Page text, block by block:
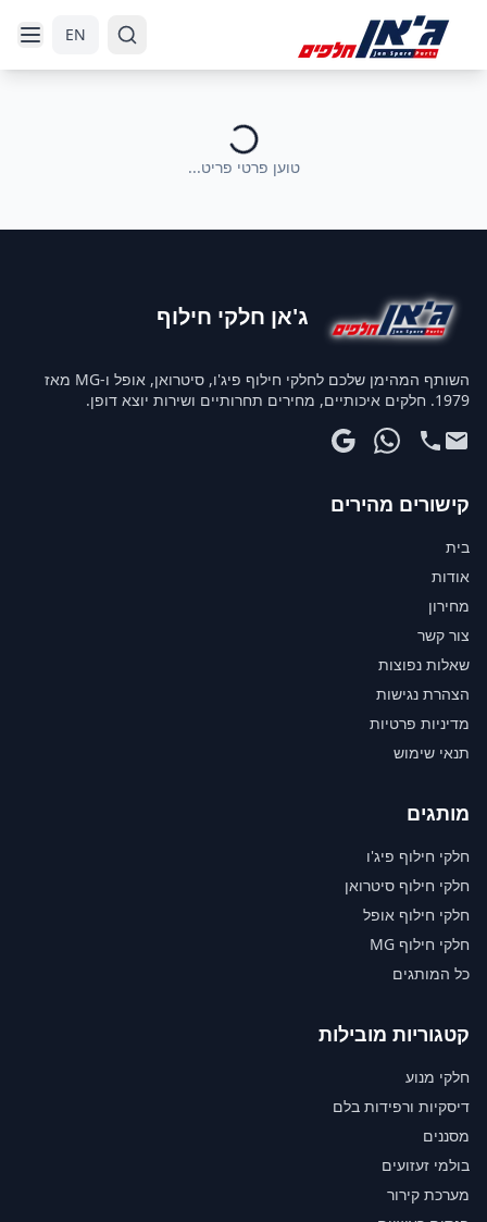
EN
טוען פרטי פריט...
ג'אן חלקי חילוף
השותף המהימן שלכם לחלקי חילוף פיג'ו, סיטרואן, אופל ו-MG מאז
1979. חלקים איכותיים, מחירים תחרותיים ושירות יוצא דופן.
קישורים מהירים
בית
אודות
מחירון
צור קשר
שאלות נפוצות
הצהרת נגישות
מדיניות פרטיות
תנאי שימוש
מותגים
חלקי חילוף פיג'ו
חלקי חילוף סיטרואן
חלקי חילוף אופל
חלקי חילוף MG
כל המותגים
קטגוריות מובילות
חלקי מנוע
דיסקיות ורפידות בלם
מסננים
בולמי זעזועים
מערכת קירור